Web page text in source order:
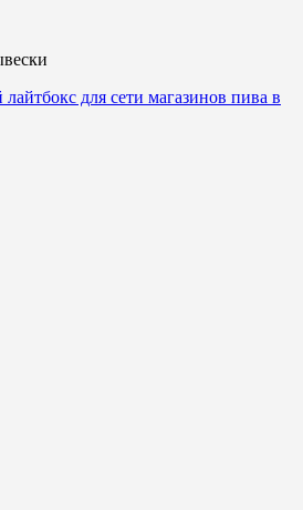
для сети магазинов пива в